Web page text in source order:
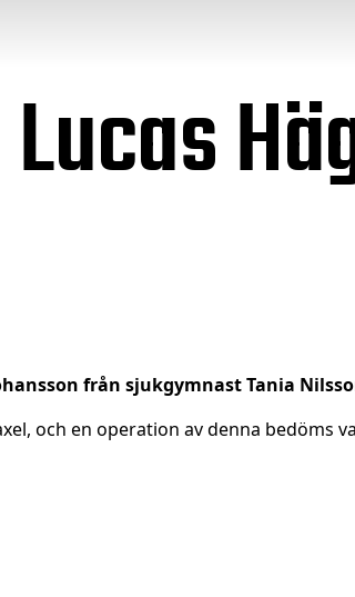
från sjukgymnast Tania
och en operation av denna bedöms